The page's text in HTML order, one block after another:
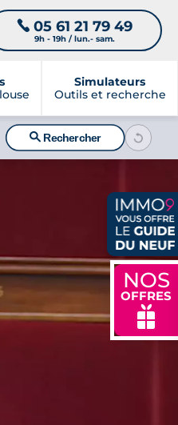
📞 05 61 21 79 49
9h - 19h / lun.- sam.
Simulateurs
Outils et recherche
NOS
OFFRES
🎁
🔍Rechercher